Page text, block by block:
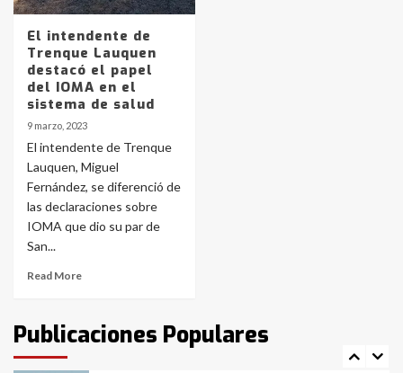
El intendente de
Trenque Lauquen
destacó el papel
del IOMA en el
sistema de salud
9 marzo, 2023
El intendente de Trenque
Lauquen, Miguel
Fernández, se diferenció de
las declaraciones sobre
IOMA que dio su par de
San...
Read More
Publicaciones Populares
4
Accidente en Ruta 5: falleció un
joven de Trenque Lauquen
5
Los precios de los combustibles en
6
La Bolsa de Cereales de Bahía
Blanca anticipa que Agosto vendrá
con lluvias y heladas, en gran parte
fueron detenidos por
comercialización de drogas en la
tarde del sábado